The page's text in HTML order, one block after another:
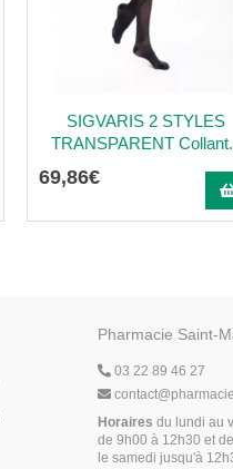
SIGVARIS 2 STYLES
TRANSPARENT
69,86€
Pharmacie Saint-
03 22 89 46 27
contact@
Horaires du lundi au
de 9h00 à 12h30 et
le samedi jusqu'à